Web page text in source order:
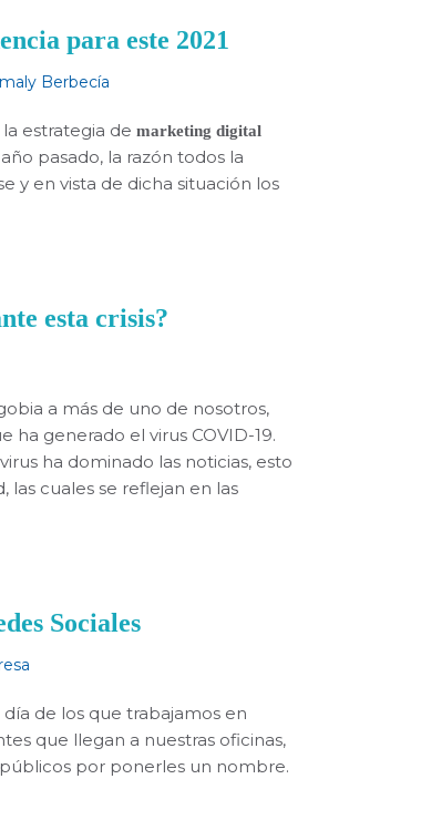
para este 2021
Berbecía
estrategia de marketing digital
pasado, la razón todos la
y en vista de dicha situación los
esta crisis?
a más de uno de nosotros,
ha generado el virus COVID-19.
ha dominado las noticias, esto
las cuales se reflejan en las
Sociales
de los que trabajamos en
que llegan a nuestras oficinas,
por ponerles un nombre.